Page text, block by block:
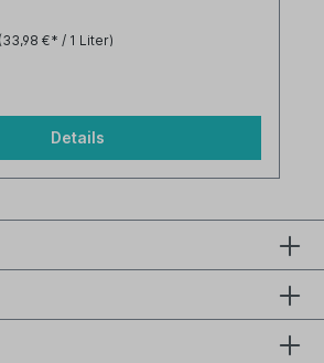
/ LW24 / LW 24plus / LW44 /
(33,98 €* / 1 Liter)
Details